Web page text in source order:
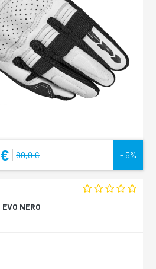
89,9 € - 5%
NERO